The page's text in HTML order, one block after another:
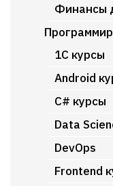
Финансы
1C курсы
Android
C# курсы
Data
DevOps
Frontend